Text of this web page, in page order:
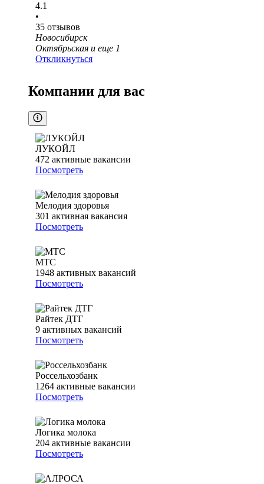
4.1
•
35 отзывов
Новосибирск
Октябрьская и еще 1
Откликнуться
Компании для вас
ЛУКОЙЛ
472 активные вакансии
Посмотреть
Мелодия здоровья
301 активная вакансия
Посмотреть
МТС
1948 активных вакансий
Посмотреть
Райтек ДТГ
9 активных вакансий
Посмотреть
Россельхозбанк
1264 активные вакансии
Посмотреть
Логика молока
204 активные вакансии
Посмотреть